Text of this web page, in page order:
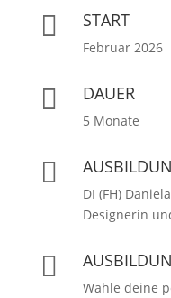
 START
Februar 2026
 DAUER
5 Monate

DI (FH)
Designerin

Wähle deine